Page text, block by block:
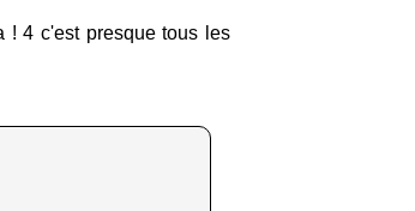
! 4 c'est presque tous les